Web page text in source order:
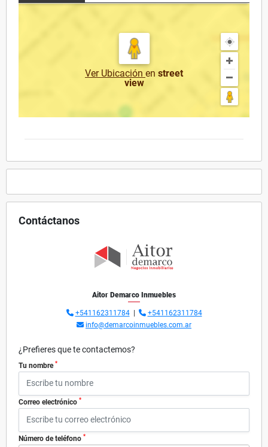
Ver Ubicación en street
view
Contáctanos
Aitor Demarco Inmuebles
+541162311784|
+541162311784
info@demarcoinmuebles.com.ar
¿Prefieres que te contactemos?
Tu nombre *
Correo electrónico *
Número de teléfono *